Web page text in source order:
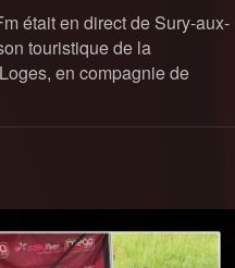
était en direct de Sury-aux-
touristique de la
en compagnie de